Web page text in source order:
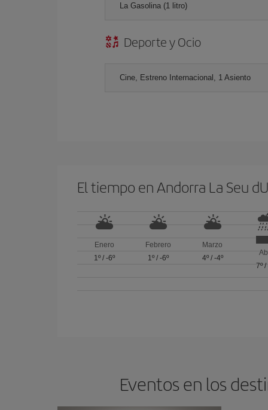
La Gasolina (1 litro)
Deporte y Ocio
Cine, Estreno Internacional, 1 Asiento
El tiempo en Andorra La Seu
Enero
1º/ -6º
Febrero
1º /-6º
Marzo
4º/ -4º
7º/
Eventos en los